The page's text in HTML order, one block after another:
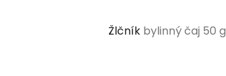
Žlčník bylinný čaj 50 g